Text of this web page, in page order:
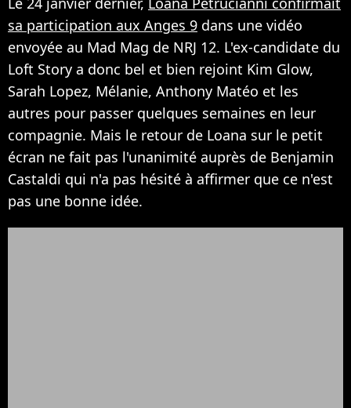
sa participation aux Anges 9 dans une vidéo
envoyée au Mad Mag de NRJ 12. L'ex-candidate du
Loft Story a donc bel et bien rejoint Kim Glow,
Sarah Lopez, Mélanie, Anthony Matéo et les
autres pour passer quelques semaines en leur
compagnie. Mais le retour de Loana sur le petit
écran ne fait pas l'unanimité auprès de Benjamin
Castaldi qui n'a pas hésité à affirmer que ce n'est
pas une bonne idée.